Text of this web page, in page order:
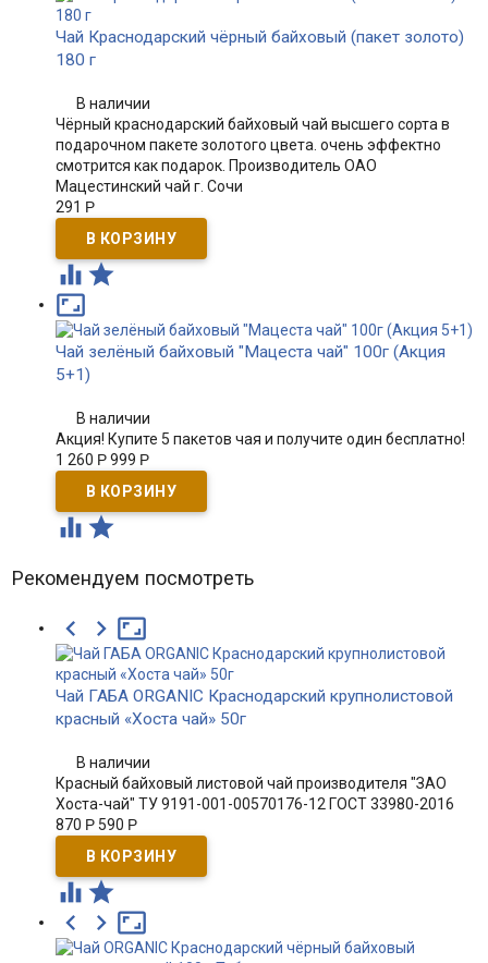
Чай Краснодарский чёрный байховый (пакет золото)
180 г
В наличии
Чёрный краснодарский байховый чай высшего сорта в
подарочном пакете золотого цвета. очень эффектно
смотрится как подарок. Производитель ОАО
Мацестинский чай г. Сочи
291 Р
 

Чай зелёный байховый "Мацеста чай" 100г (Акция
5+1)
В наличии
Акция! Купите 5 пакетов чая и получите один бесплатно!
1 260 Р 999 Р
 
Рекомендуем посмотреть
  
Чай ГАБА ORGANIC Краснодарский крупнолистовой
красный «Хоста чай» 50г
В наличии
Красный байховый листовой чай производителя "ЗАО
Хоста-чай" ТУ 9191-001-00570176-12 ГОСТ 33980-2016
870 Р 590 Р
 

 